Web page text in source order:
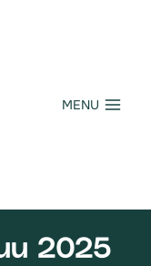
MENU
2025